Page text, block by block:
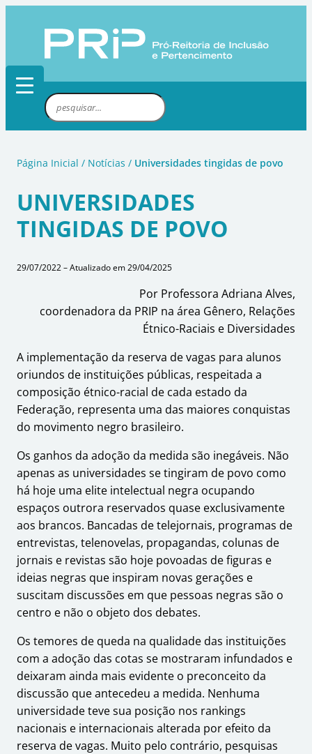
conteúdo
P
e
s
u
s
a
r
Página Inicial / Notícias / Universidades tingidas de povo
UNIVERSIDADES
TINGIDAS DE POVO
29/07/2022 – Atualizado em 29/04/2025
Por Professora Adriana Alves,
coordenadora da PRIP na área Gênero, Relações
Étnico-Raciais e Diversidades
A implementação da reserva de vagas para alunos
oriundos de instituições públicas, respeitada a
composição étnico-racial de cada estado da
Federação, representa uma das maiores conquistas
do movimento negro brasileiro.
Os ganhos da adoção da medida são inegáveis. Não
apenas as universidades se tingiram de povo como
há hoje uma elite intelectual negra ocupando
espaços outrora reservados quase exclusivamente
aos brancos. Bancadas de telejornais, programas de
entrevistas, telenovelas, propagandas, colunas de
jornais e revistas são hoje povoadas de figuras e
ideias negras que inspiram novas gerações e
suscitam discussões em que pessoas negras são o
centro e não o objeto dos debates.
Os temores de queda na qualidade das instituições
com a adoção das cotas se mostraram infundados e
deixaram ainda mais evidente o preconceito da
discussão que antecedeu a medida. Nenhuma
universidade teve sua posição nos rankings
nacionais e internacionais alterada por efeito da
reserva de vagas. Muito pelo contrário, pesquisas